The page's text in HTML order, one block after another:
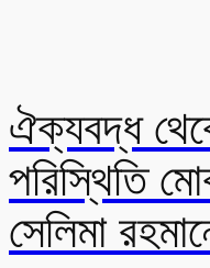
ঐক্যবদ্ধ
পরিস্থিতি
সেলিমা